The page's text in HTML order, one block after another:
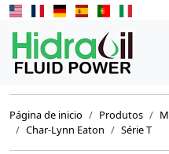
Página de inicio Produtos
Char-Lynn Eaton
Série T